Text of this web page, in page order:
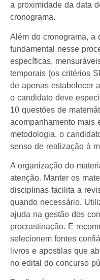
a proximidade da data
cronograma.
Além do cronograma, a
fundamental nesse
específicas,
temporais (os critérios
de apenas estabelecer
o candidato deve
10 questões de
acompanhamento mais
metodologia, o
senso de realização à
A organização do
atenção. Manter os
disciplinas facilita a
quando necessário.
ajuda na gestão dos
procrastinação. É
selecionem fontes
livros e apostilas que
no edital do concurso